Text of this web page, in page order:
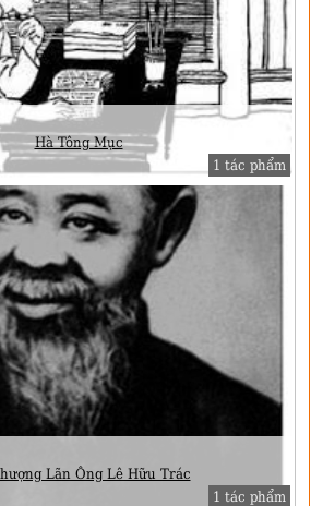
Hà Tông Mục
1 tác phẩm
Lãn Ông Lê Hữu Trác
1 tác phẩm